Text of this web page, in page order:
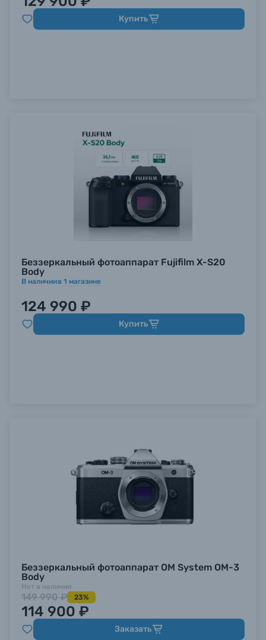
Купить
Беззеркальный фотоаппарат Fujifilm X-S20
Body
В наличиив 1 магазине
124 990 ₽
Купить
Беззеркальный фотоаппарат OM System OM-3
Body
Нет в наличии
149 990 ₽ 23%
114 900 ₽
Заказать